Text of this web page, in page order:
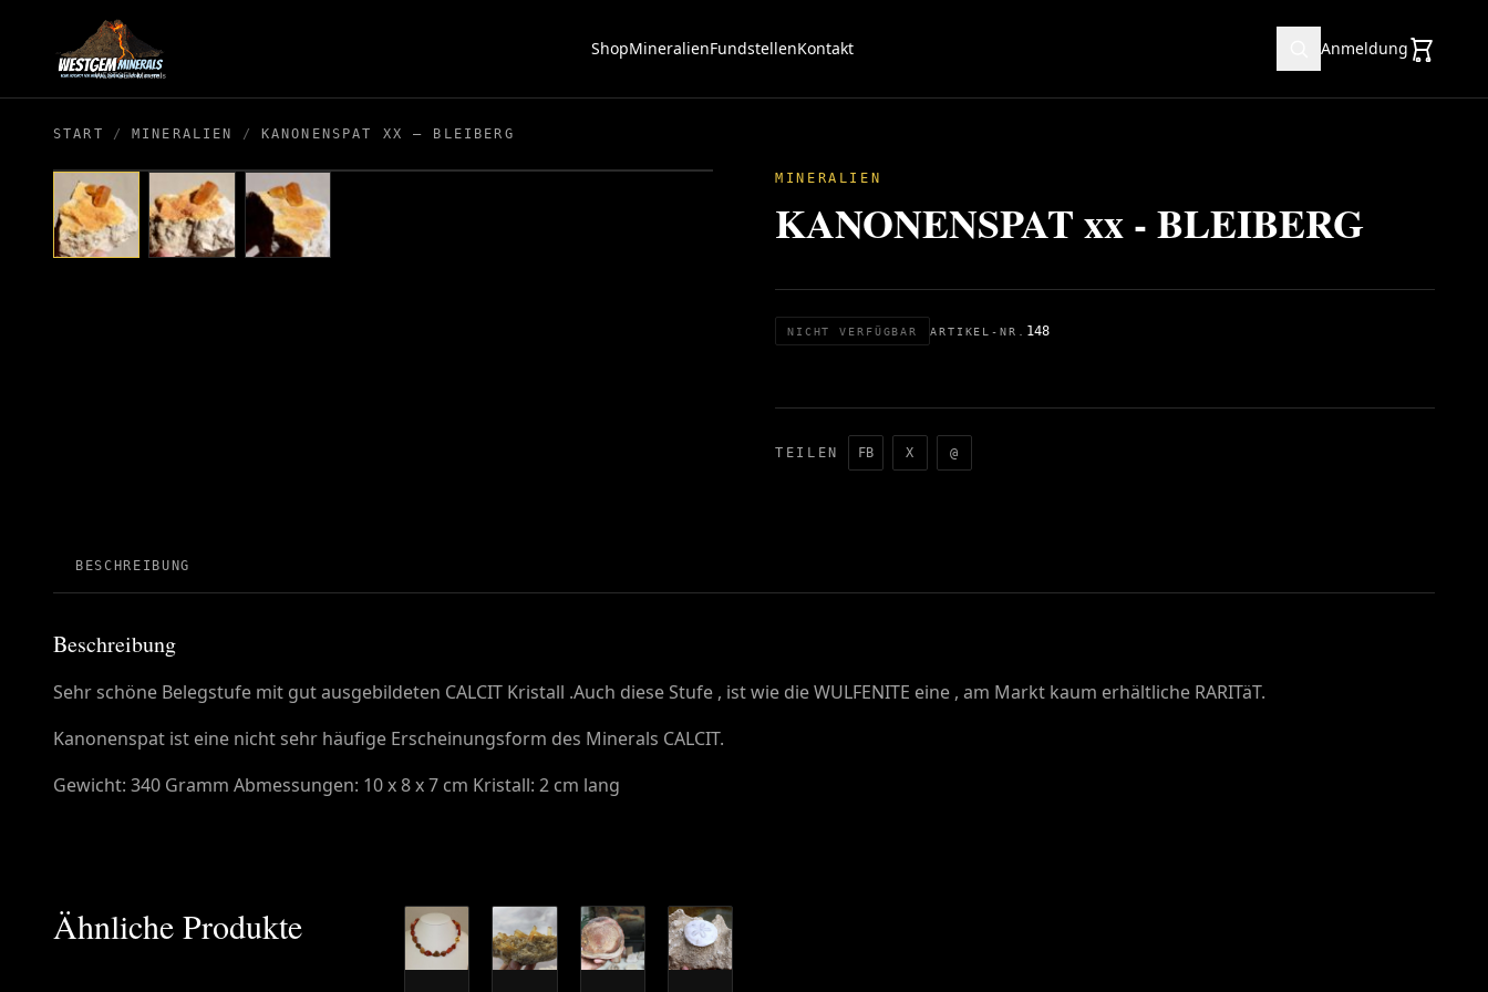
ShopMineralienFundstellenKontakt Anmeldung
START / MINERALIEN / KANONENSPAT XX – BLEIBERG
MINERALIEN
KANONENSPAT xx - BLEIBERG
NICHT VERFÜGBAR ARTIKEL-NR. 148
TEILEN FB X @
BESCHREIBUNG
Beschreibung
Sehr schöne Belegstufe mit gut ausgebildeten CALCIT Kristall .Auch diese Stufe , ist wie die WULFENITE eine , am Markt kaum erhältliche RARITäT.
Kanonenspat ist eine nicht sehr häufige Erscheinungsform des Minerals CALCIT.
Gewicht: 340 Gramm Abmessungen: 10 x 8 x 7 cm Kristall: 2 cm lang
Ähnliche Produkte